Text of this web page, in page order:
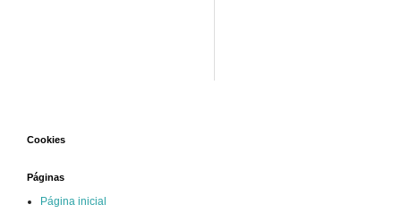
Cookies
Páginas
Página inicial